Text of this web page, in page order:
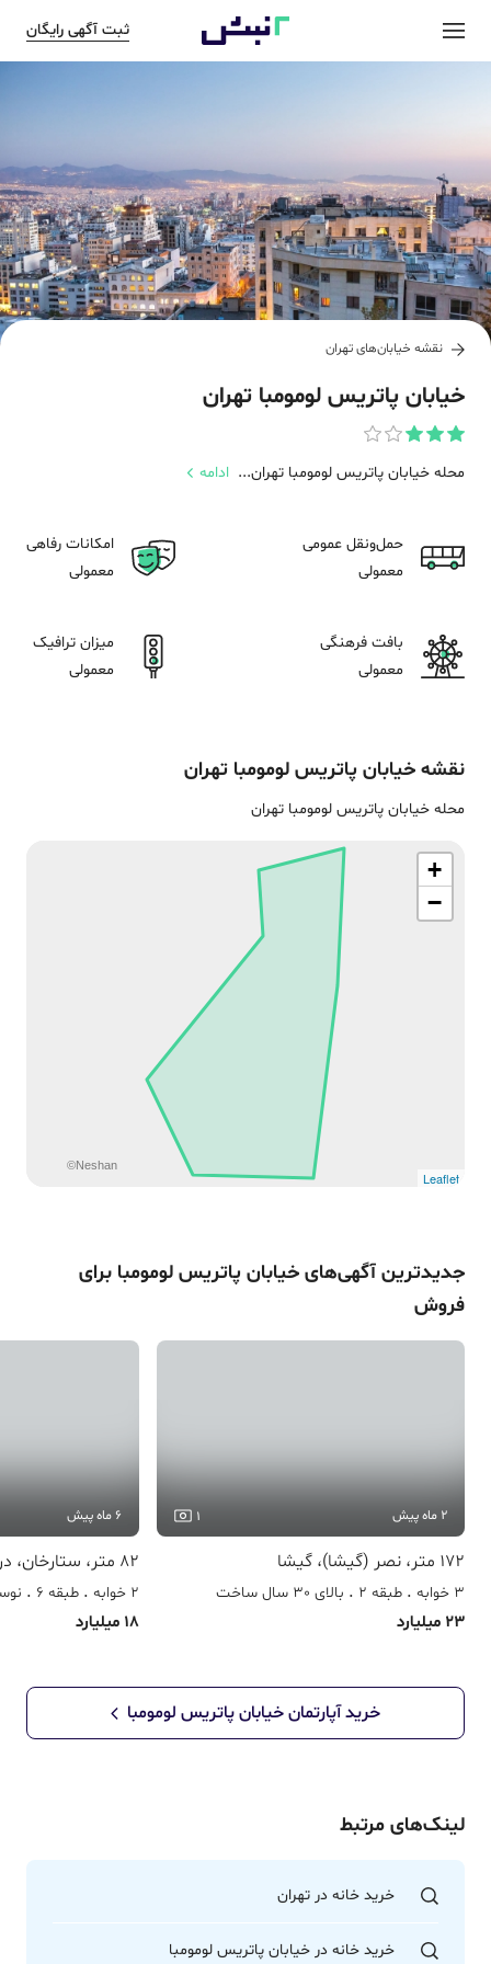
ثبت آگهی رایگان
نقشه خیابان‌هایتهران
خیابان پاتریس لومومبا تهران
محله خیابان پاتریس لومومبا تهران... ادامه
حمل‌و‌نقل عمومی
معمولی
بافت فرهنگی
معمولی
امکانات رفاهی
معمولی
میزان ترافیک
معمولی
نقشه‌ خیابان پاتریس لومومبا تهران
محله خیابان پاتریس لومومبا تهران
+
−
Leaflet
©Neshan
جدیدترین آگهی‌های خیابان پاتریس لومومبا برای
فروش
2 ماه پیش 1
172 متر، نصر (گیشا)، گیشا
3 خوابه طبقه 2 بالای 30 سال ساخت
23 میلیارد
6 ماه پیش
82 متر، ستارخان، دریان نو
2 خوابه طبقه 6
18 میلیارد
خرید آپارتمانخیابان پاتریس لومومبا
لینک‌های مرتبط
خرید خانه در تهران
خرید خانه در خیابان پاتریس لومومبا